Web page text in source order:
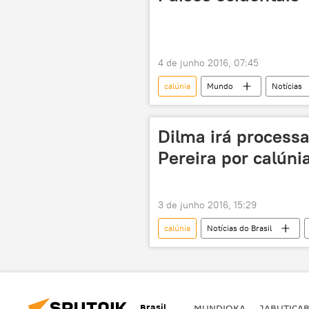
4 de junho 2016, 07:45
calúnia Mundo Notícias
partidos
radicais
Dilma irá
Pereira por
3 de junho 2016, 15:29
calúnia Notícias do Brasil
Merval Pereira
Celso Kamura